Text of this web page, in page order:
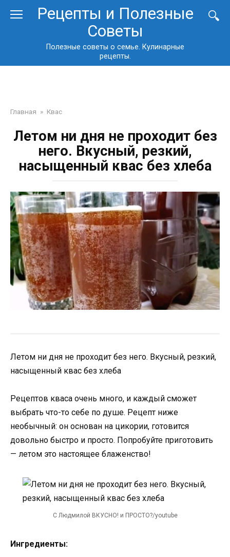
Рецепты и Полезные
Советы
Полезные советы о семье. Кулинарные
рецепты.
Главная » Квас
Летом ни дня не проходит без
него. Вкусный, резкий,
насыщенный квас без хлеба
Летом ни дня не проходит без него. Вкусный, резкий,
насыщенный квас без хлеба
Рецептов кваса очень много, и каждый сможет
выбрать что-то себе по душе. Рецепт ниже
необычный: он основан на цикории, готовится
довольно быстро и просто. Попробуйте приготовить
— летом это настоящее блаженство!
С Людмилой ВКУСНО! и ПРОСТО?/youtube
Ингредиенты: